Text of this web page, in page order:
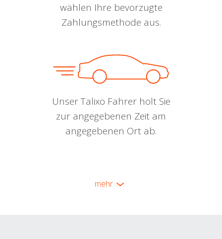
wählen Ihre bevorzugte
Zahlungsmethode aus.
Unser Talixo Fahrer holt Sie
zur angegebenen Zeit am
angegebenen Ort ab.
mehr